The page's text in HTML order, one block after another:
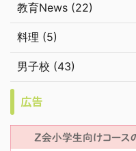
教育News (22)
料理 (5)
男子校 (43)
広告